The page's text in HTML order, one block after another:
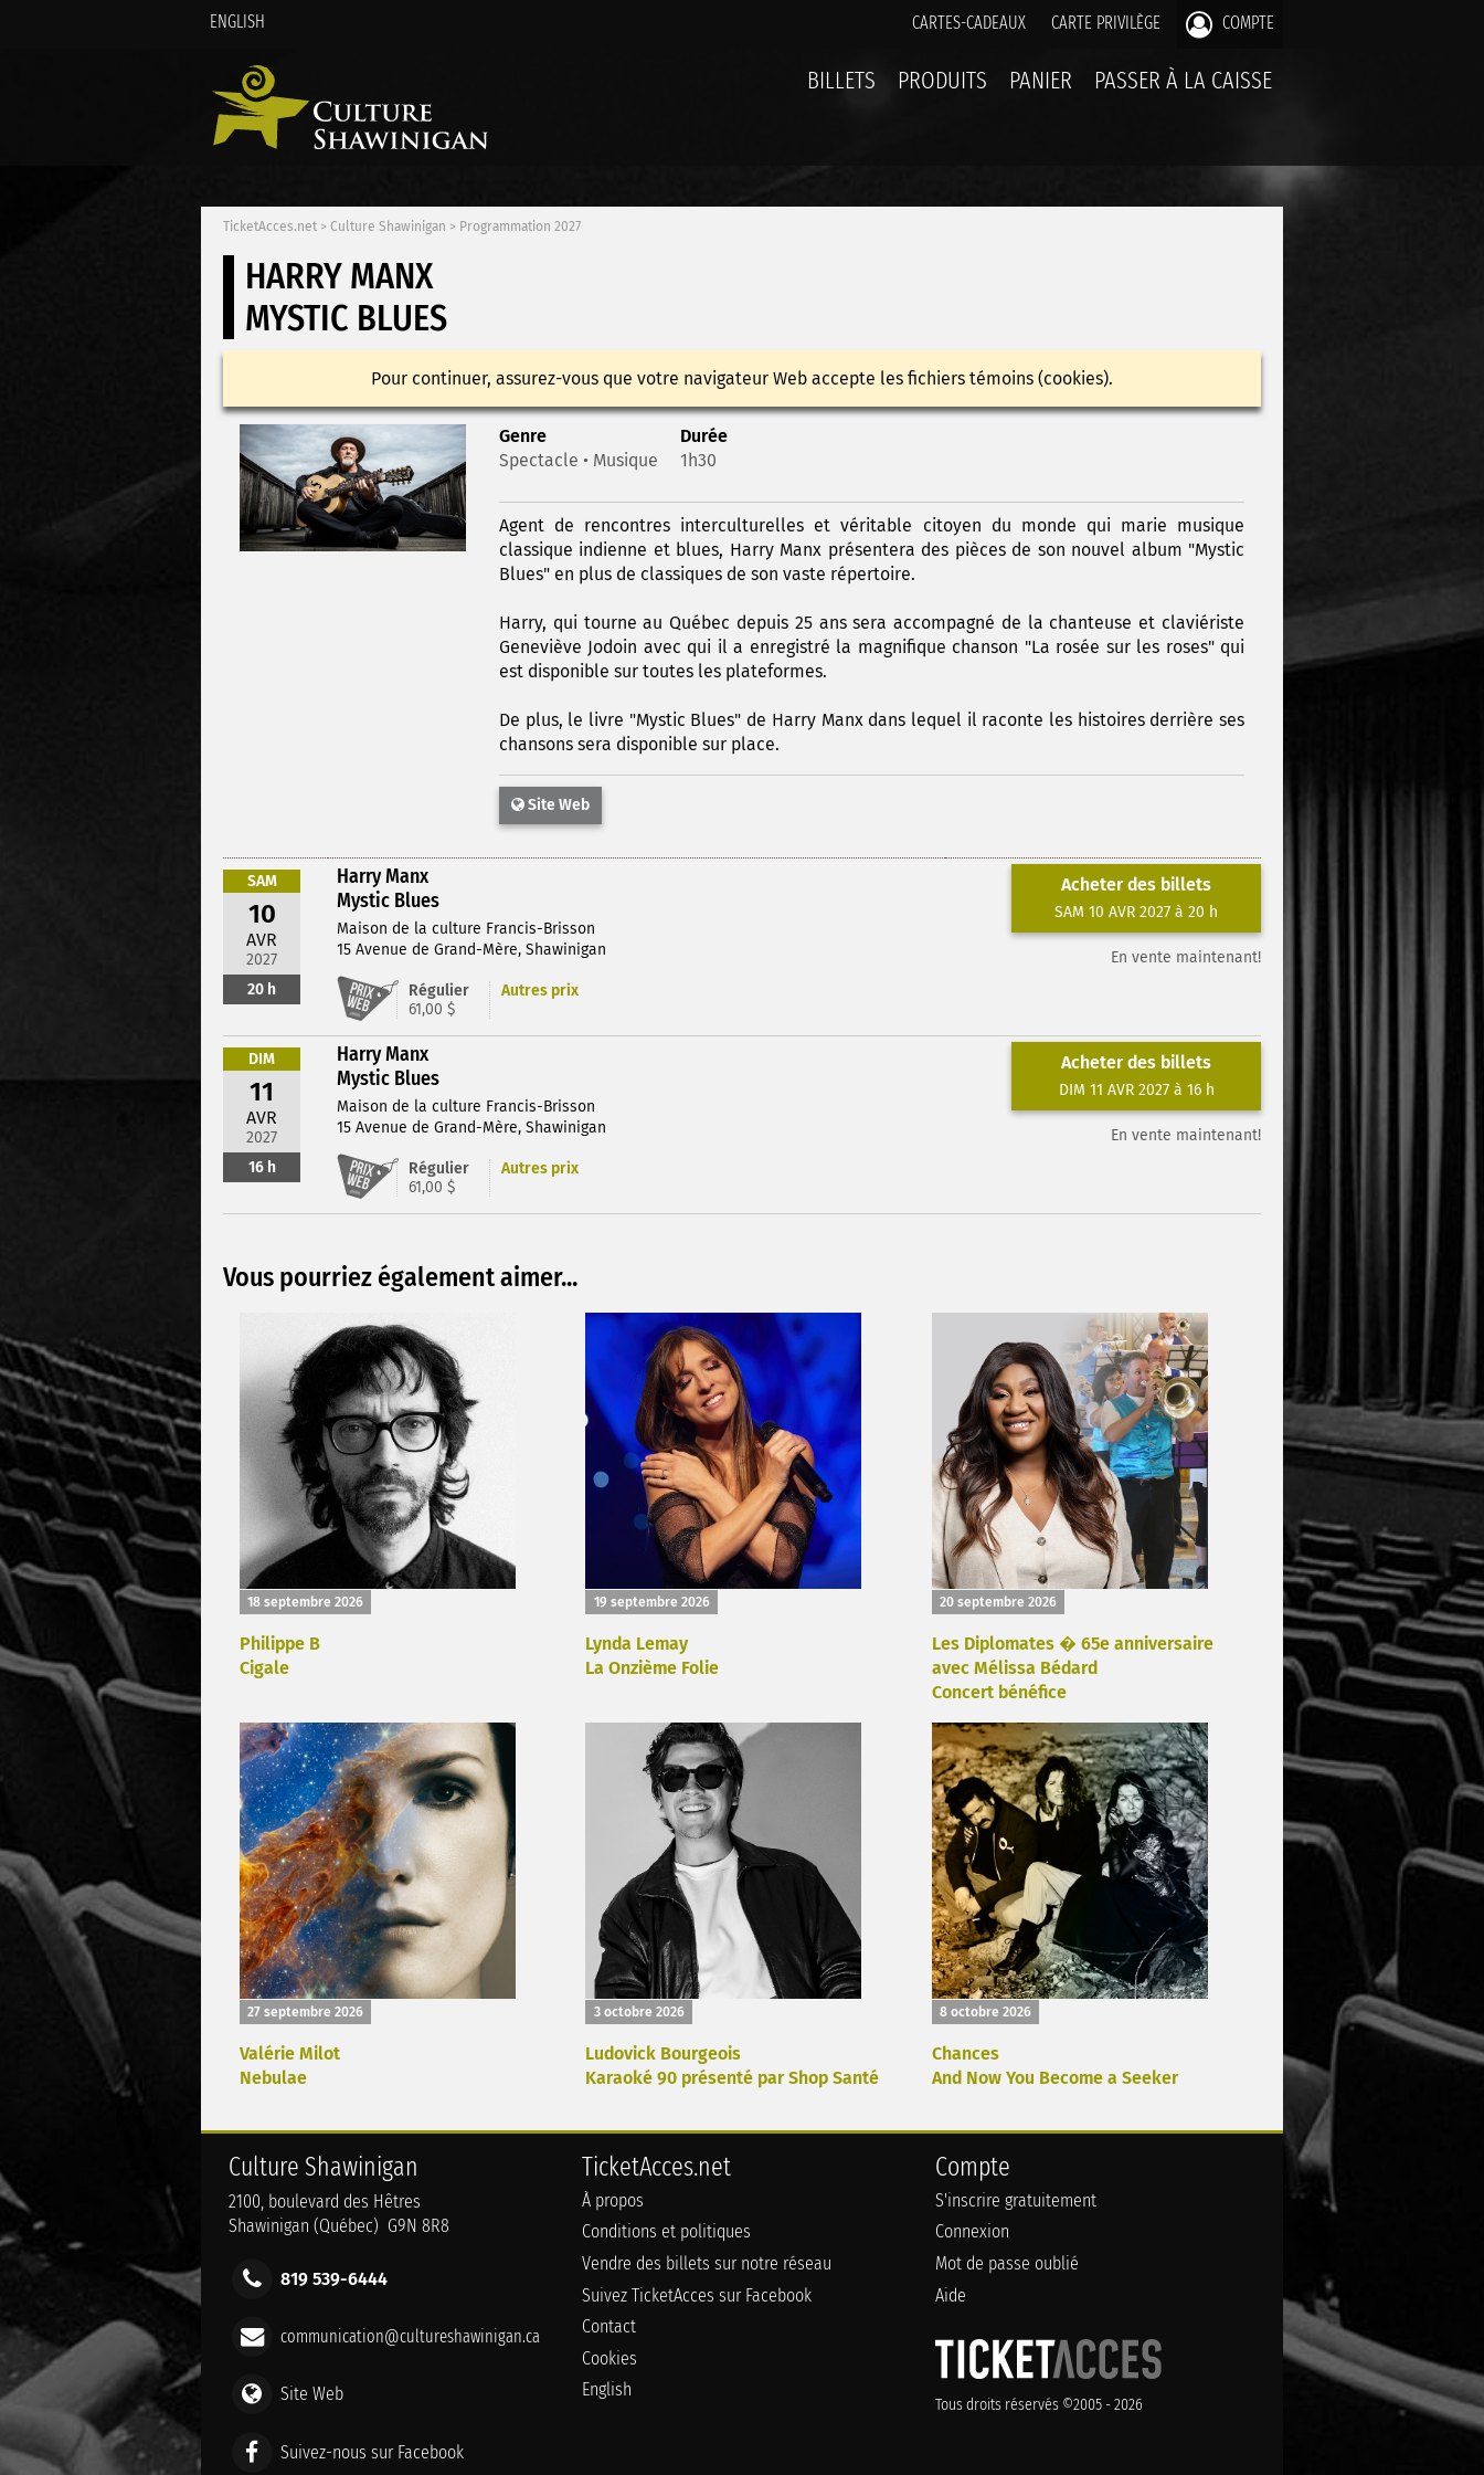
ENGLISH CARTES-CADEAUX CARTE PRIVILÈGE COMPTE
BILLETS PRODUITS PANIER PASSER À LA CAISSE
TicketAcces.net > Culture Shawinigan > Programmation 2027
HARRY MANX
MYSTIC BLUES
Pour continuer, assurez-vous que votre navigateur Web accepte les fichiers témoins (cookies).
Genre
Spectacle • Musique
Durée
1h30
Agent de rencontres interculturelles et véritable citoyen du monde qui marie musique
classique indienne et blues, Harry Manx présentera des pièces de son nouvel album "Mystic
Blues" en plus de classiques de son vaste répertoire.
Harry, qui tourne au Québec depuis 25 ans sera accompagné de la chanteuse et claviériste
Geneviève Jodoin avec qui il a enregistré la magnifique chanson "La rosée sur les roses" qui
est disponible sur toutes les plateformes.
De plus, le livre "Mystic Blues" de Harry Manx dans lequel il raconte les histoires derrière ses
chansons sera disponible sur place.
Site Web
SAM
10
AVR
2027
20 h
Harry Manx
Mystic Blues
Maison de la culture Francis-Brisson
15 Avenue de Grand-Mère, Shawinigan
Régulier
61,00 $
Autres prix
Acheter des billets
SAM 10 AVR 2027 à 20 h
En vente maintenant!
DIM
11
AVR
2027
16 h
Harry Manx
Mystic Blues
Maison de la culture Francis-Brisson
15 Avenue de Grand-Mère, Shawinigan
Régulier
61,00 $
Autres prix
Acheter des billets
DIM 11 AVR 2027 à 16 h
En vente maintenant!
Vous pourriez également aimer...
18 septembre 2026
Philippe B
Cigale
19 septembre 2026
Lynda Lemay
La Onzième Folie
20 septembre 2026
Les Diplomates � 65e anniversaire
avec Mélissa Bédard
Concert bénéfice
27 septembre 2026
Valérie Milot
Nebulae
3 octobre 2026
Ludovick Bourgeois
Karaoké 90 présenté par Shop Santé
8 octobre 2026
Chances
And Now You Become a Seeker
Culture Shawinigan
2100, boulevard des Hêtres
Shawinigan (Québec) G9N 8R8
819 539-6444
communication@cultureshawinigan.ca
Site Web
Suivez-nous sur Facebook
TicketAcces.net
À propos
Conditions et politiques
Vendre des billets sur notre réseau
Suivez TicketAcces sur Facebook
Contact
Cookies
English
Compte
S'inscrire gratuitement
Connexion
Mot de passe oublié
Aide
Tous droits réservés ©2005 - 2026